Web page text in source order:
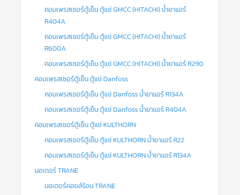
คอมเพรสเซอร์ตู้เย็น ตู้แช่ GMCC (HITACHI) น้ำยาแอร์
R404A
คอมเพรสเซอร์ตู้เย็น ตู้แช่ GMCC (HITACHI) น้ำยาแอร์
R600A
คอมเพรสเซอร์ตู้เย็น ตู้แช่ GMCC (HITACHI) น้ำยาแอร์ R290
คอมเพรสเซอร์ตู้เย็น ตู้แช่ Danfoss
คอมเพรสเซอร์ตู้เย็น ตู้แช่ Danfoss น้ำยาแอร์ R134A
คอมเพรสเซอร์ตู้เย็น ตู้แช่ Danfoss น้ำยาแอร์ R404A
คอมเพรสเซอร์ตู้เย็น ตู้แช่ KULTHORN
คอมเพรสเซอร์ตู้เย็น ตู้แช่ KULTHORN น้ำยาแอร์ R22
คอมเพรสเซอร์ตู้เย็น ตู้แช่ KULTHORN น้ำยาแอร์ R134A
มอเตอร์ TRANE
มอเตอร์คอยล์ร้อน TRANE